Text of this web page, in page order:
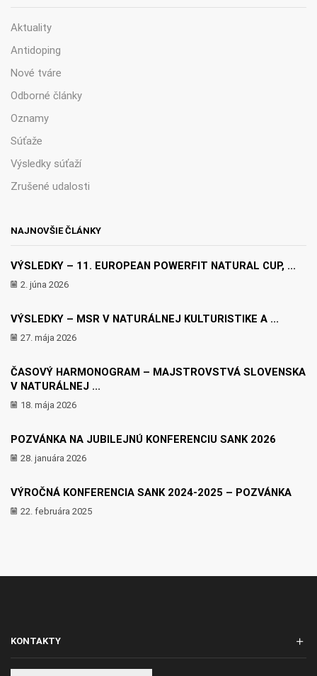
Aktuality
Antidoping
Nové tváre
Odborné články
Oznamy
Súťaže
Výsledky súťaží
Zrušené udalosti
NAJNOVŠIE ČLÁNKY
VÝSLEDKY – 11. EUROPEAN POWERFIT NATURAL CUP, ...
2. júna 2026
VÝSLEDKY – MSR V NATURÁLNEJ KULTURISTIKE A ...
27. mája 2026
ČASOVÝ HARMONOGRAM – MAJSTROVSTVÁ SLOVENSKA
V NATURÁLNEJ ...
18. mája 2026
POZVÁNKA NA JUBILEJNÚ KONFERENCIU SANK 2026
28. januára 2026
VÝROČNÁ KONFERENCIA SANK 2024-2025 – POZVÁNKA
22. februára 2025
KONTAKTY